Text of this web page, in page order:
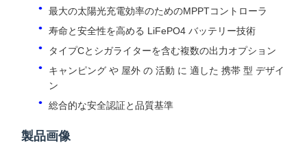
最大の太陽光充電効率のためのMPPTコントローラ
寿命と安全性を高める LiFePO4 バッテリー技術
タイプCとシガライターを含む複数の出力オプション
キャンピング や 屋外 の 活動 に 適した 携帯 型 デザイ
ン
総合的な安全認証と品質基準
製品画像